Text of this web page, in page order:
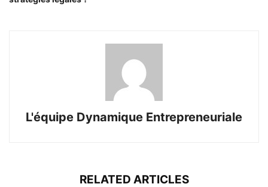
L'équipe Dynamique Entrepreneuriale
RELATED ARTICLES